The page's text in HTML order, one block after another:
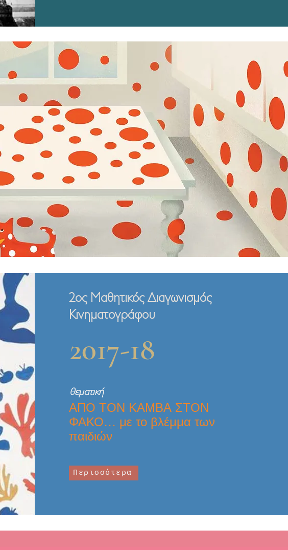
2ος Μαθητικός Διαγωνισμός
Κινηματογράφου
2017-18
θεματική
ΑΠΟ ΤΟΝ ΚΑΜΒΑ ΣΤΟΝ
ΦΑΚΟ… με το βλέμμα των
παιδιών
Περισσότερα